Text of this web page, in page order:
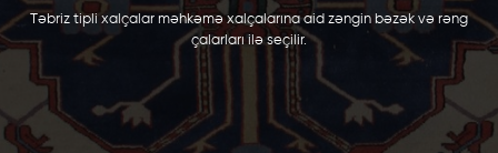
Təbriz tipli xalçalar məhkəmə xalçalarına aid zəngin bəzək və rəng
çalarları ilə seçilir.